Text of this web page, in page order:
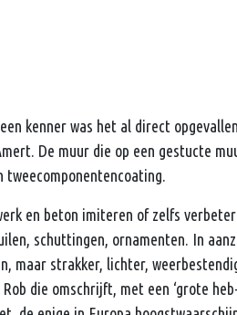
kenner was het al direct
De muur die op een gestucte
tweecomponentencoating.
en beton imiteren of zelfs
schuttingen, ornamenten. In
maar strakker, lichter,
die omschrijft, met een ‘grote